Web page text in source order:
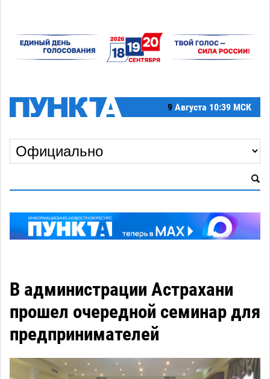
9 Августа 10:39 МСК
В администрации Астрахани
прошел очередной семинар для
предпринимателей